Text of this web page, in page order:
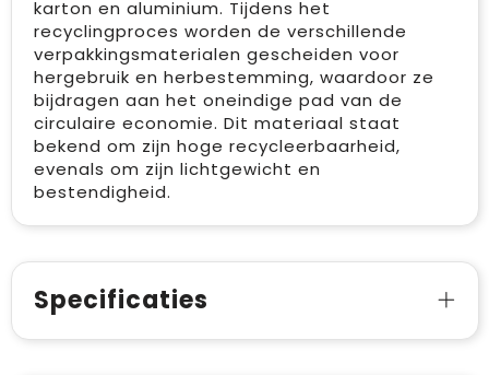
karton en aluminium. Tijdens het
recyclingproces worden de verschillende
verpakkingsmaterialen gescheiden voor
hergebruik en herbestemming, waardoor ze
bijdragen aan het oneindige pad van de
circulaire economie. Dit materiaal staat
bekend om zijn hoge recycleerbaarheid,
evenals om zijn lichtgewicht en
bestendigheid.
Specificaties